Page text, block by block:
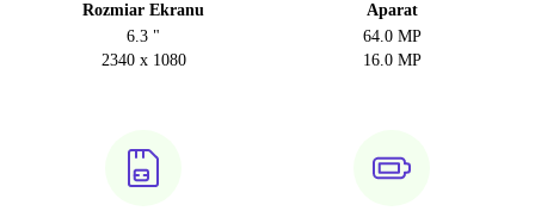
Rozmiar Ekranu
6.3 "
2340 x 1080
Aparat
64.0 MP
16.0 MP